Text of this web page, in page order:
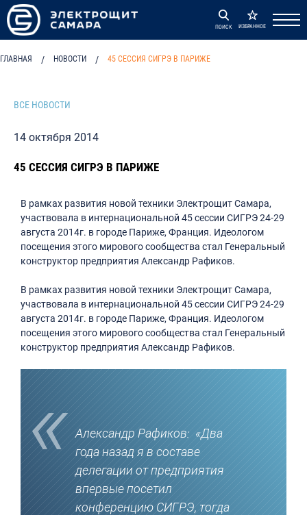
ПОИСК ИЗБРАННОЕ
ГЛАВНАЯ / НОВОСТИ / 45 СЕССИЯ СИГРЭ В ПАРИЖЕ
ВСЕ НОВОСТИ
14 октября 2014
45 СЕССИЯ СИГРЭ В ПАРИЖЕ
В рамках развития новой техники Электрощит Самара,
участвовала в интернациональной 45 сессии СИГРЭ 24-29
августа 2014г. в городе Париже, Франция. Идеологом
посещения этого мирового сообщества стал Генеральный
конструктор предприятия Александр Рафиков.
В рамках развития новой техники Электрощит Самара,
участвовала в интернациональной 45 сессии СИГРЭ 24-29
августа 2014г. в городе Париже, Франция. Идеологом
посещения этого мирового сообщества стал Генеральный
конструктор предприятия Александр Рафиков.
Александр Рафиков: «Два
года назад я в составе
делегации от предприятия
впервые посетил
конференцию СИГРЭ, тогда